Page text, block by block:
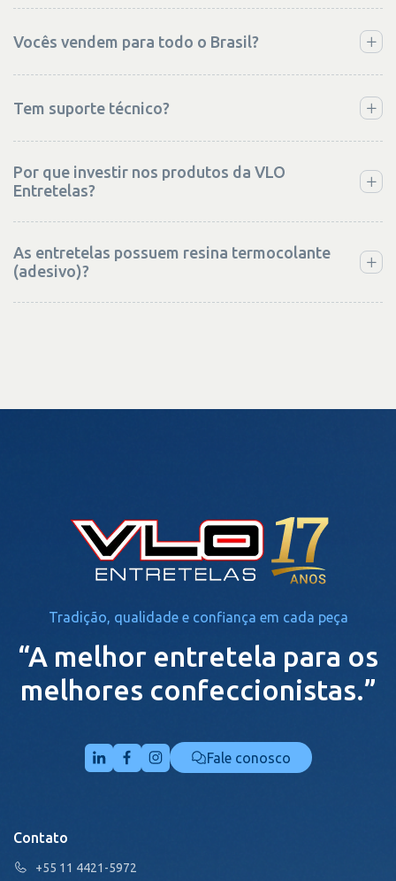
Vocês vendem para todo o Brasil?
Tem suporte técnico?
Por que investir nos produtos da VLO
Entretelas?
As entretelas possuem resina termocolante
(adesivo)?
Tradição, qualidade e confiança em cada peça
“A melhor entretela para os
melhores confeccionistas.”
Fale conosco
Contato
+55 11 4421-5972